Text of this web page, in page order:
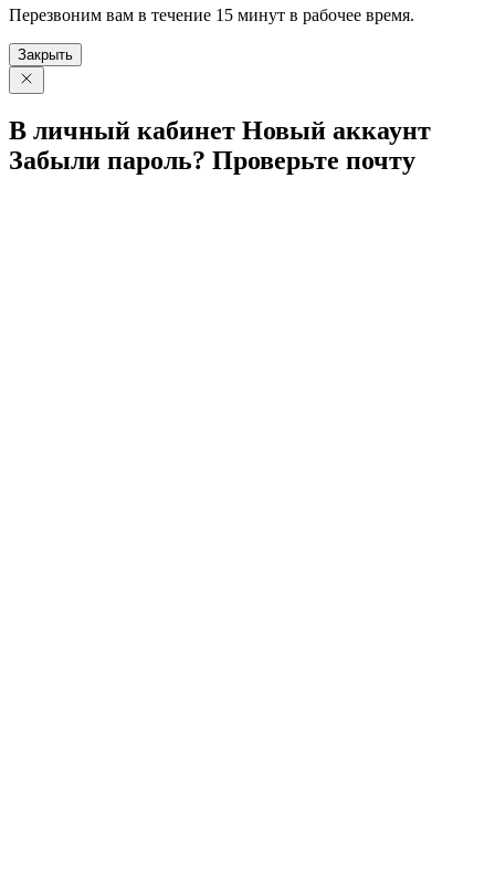
Перезвоним вам в течение 15 минут в рабочее время.
Закрыть
В личный кабинет Новый аккаунт
Забыли пароль? Проверьте почту